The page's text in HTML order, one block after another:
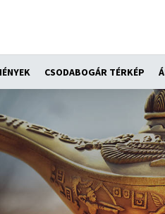
CSODABOGÁR TÉRKÉP